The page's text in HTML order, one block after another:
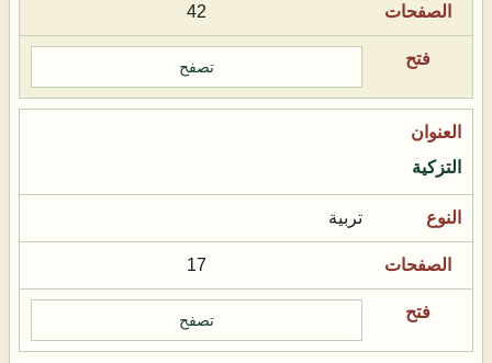
42
تصفح
التزكية
تربية
17
تصفح